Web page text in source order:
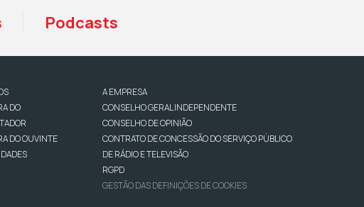
Podcasts
DO
DO OUVINTE
A EMPRESA
CONSELHO GERAL INDEPENDENTE
CONSELHO DE OPINIÃO
CONTRATO DE CONCESSÃO DO SERVIÇO PÚBLICO
DE RÁDIO E TELEVISÃO
RGPD
GESTÃO DAS DEFINIÇÕES DE COOKIES